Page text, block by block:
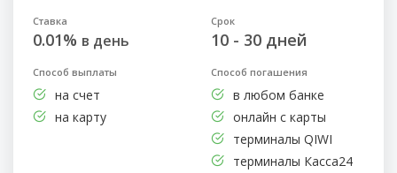
Ставка
0.01% в день
Срок
10 - 30 дней
Способ выплаты
на счет
на карту
Способ погашения
в любом банке
онлайн с карты
терминалы QIWI
терминалы Касса24